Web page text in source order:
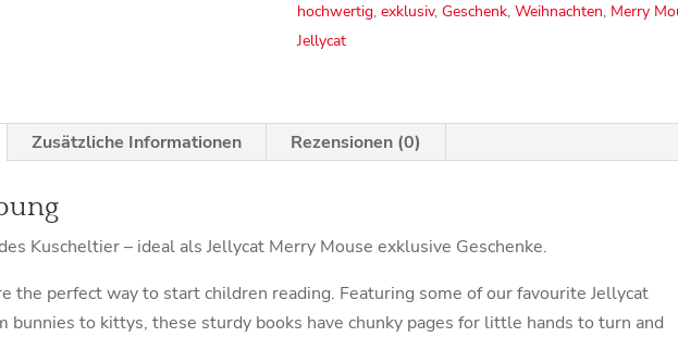
hochwertig,exklusiv,Geschenk,Weihnachten, Merry
Jellycat
Zusätzliche Informationen Rezensionen (0)
Kuscheltier – ideal als Jellycat Merry Mouse exklusive Geschenke.
the perfect way to start children reading. Featuring some of our favourite Jellycat
bunnies to kittys, these sturdy books have chunky pages for little hands to turn and